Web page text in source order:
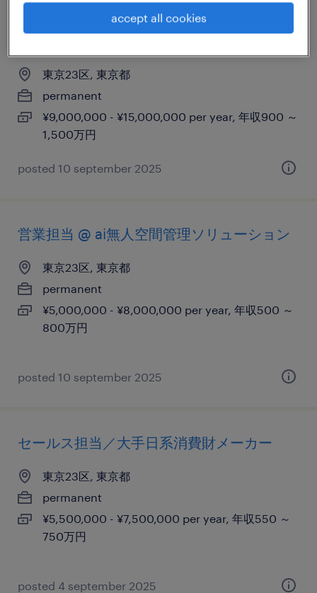
【アカウントエグゼクティブ】戦略的セー
東京23区, 東京都
permanent
¥9,000,000 - ¥15,000,000 per year, 年収900 ～
1,500万円
posted 10 september 2025
営業担当 @ ai無人空間管理ソリューション
東京23区, 東京都
permanent
¥5,000,000 - ¥8,000,000 per year, 年収500 ～
800万円
posted 10 september 2025
セールス担当／大手日系消費財メーカー
東京23区, 東京都
permanent
¥5,500,000 - ¥7,500,000 per year, 年収550 ～
750万円
posted 4 september 2025
accept all cookies